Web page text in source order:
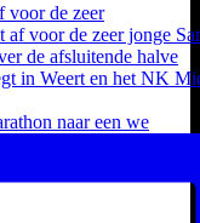
voor de zeer
naar een we